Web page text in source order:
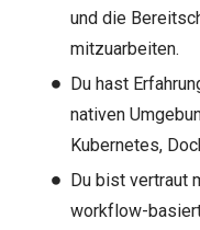
und die
mitzuarbeiten.
Du hast
nativen
Kubernetes,
Du bist vertraut
workflow-